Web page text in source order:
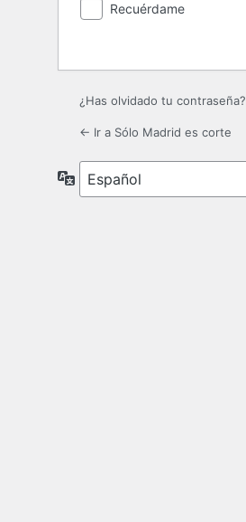
Recuérdame
¿Has olvidado tu contraseña?
← Ir a Sólo Madrid es corte
Idioma